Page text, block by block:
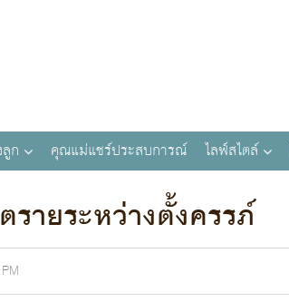
ก คุณแม่แชร์ประสบการณ์ ไลฟ์สไตล์
ายระหว่างตั้งครรภ์